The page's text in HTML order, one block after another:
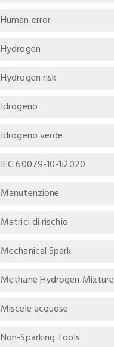
Human error
Hydrogen
Hydrogen risk
Idrogeno
Idrogeno verde
IEC 60079-10-1:2020
Manutenzione
Matrici di rischio
Mechanical Spark
Methane Hydrogen Mixture
Miscele acquose
Non-Sparking Tools